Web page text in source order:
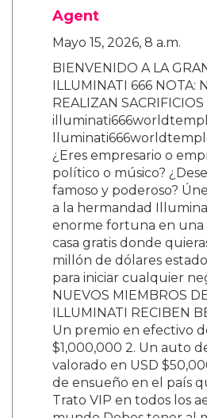
Agent
Mayo 15, 2026, 8 a.m.
BIENVENIDO A LA
ILLUMINATI 666 NOTA:
REALIZAN
¿Eres empresario o
político o músico?
famoso y poderoso?
a la hermandad
enorme fortuna en una
casa gratis donde
millón de dólares
para iniciar cualquier
NUEVOS MIEMBROS
ILLUMINATI RECIBEN
Un premio en efectivo
$1,000,000 2. Un auto
valorado en USD
de ensueño en el país
Trato VIP en todos los